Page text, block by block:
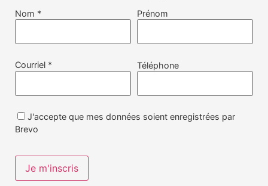
Nom * Prénom
Courriel * Téléphone
J'accepte que mes données soient enregistrées par
Brevo